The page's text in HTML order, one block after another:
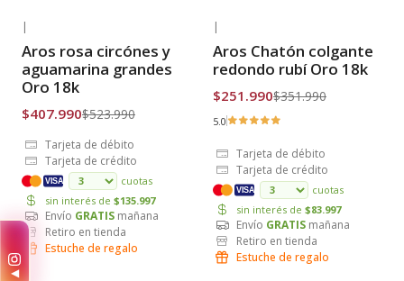
Envío Gratis
|
Aros rosa circónes y
aguamarina grandes
Oro 18k
$407.990$523.990
Tarjeta de débito
Tarjeta de crédito
VISA
cuotas
sin interés de $135.997
Envío GRATIS mañana
Retiro en tienda
Estuche de regalo
Envío Gratis
|
Aros Chatón colgante
redondo rubí Oro 18k
$251.990$351.990
5.0
Tarjeta de débito
Tarjeta de crédito
VISA
cuotas
sin interés de $83.997
Envío GRATIS mañana
Retiro en tienda
Estuche de regalo
◀